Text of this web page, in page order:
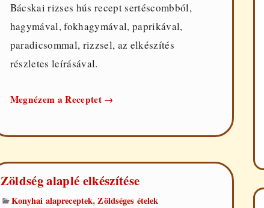
Bácskai rizses hús recept sertéscombból,
hagymával, fokhagymával, paprikával,
paradicsommal, rizzsel, az elkészítés
részletes leírásával.
Megnézem a Receptet Bácskai
hús
→
Zöldség alaplé elkészítése
Konyhai alapreceptek,Zöldséges ételek